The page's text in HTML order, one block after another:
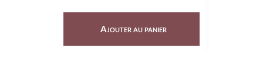
Ajouter au panier